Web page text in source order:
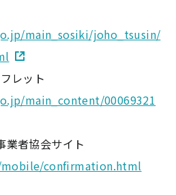
main_sosiki/joho_tsusin/
レット
main_content/00069321
業者協会サイト
confirmation.html